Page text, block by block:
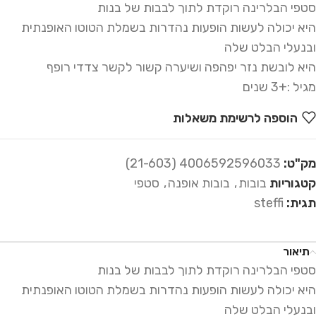
סטפי הבלרינה רוקדת לתוך לבבות של בנות
היא יכולה לעשות הופעות נהדרות בשמלת הטוטו האופנתית
ובנעלי הבלט שלה
היא לובשת נזר יפהפה ושיערה קשור לקשר צדדי רופף
מגיל :+3 שנים
הוספה לרשימת משאלות
מק"ט: 4006592596033 (21-603)
קטגוריות בובות, בובות אופנה, סטפי
תגית: steffi
תיאור
סטפי הבלרינה רוקדת לתוך לבבות של בנות
היא יכולה לעשות הופעות נהדרות בשמלת הטוטו האופנתית
ובנעלי הבלט שלה